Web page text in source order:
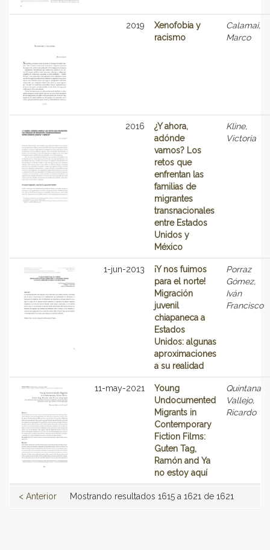
2019
Xenofobia y
racismo
Calamai,
Marco
2016
¿Y ahora,
adónde
vamos? Los
retos que
enfrentan las
familias de
migrantes
transnacionales
entre Estados
Unidos y
México
Kline,
Victoria
1-jun-2013
¡Y nos fuimos
para el norte!
Migración
juvenil
chiapaneca a
Estados
Unidos: algunas
aproximaciones
a su realidad
Porraz
Gómez,
Iván
Francisco
11-may-2021
Young
Undocumented
Migrants in
Contemporary
Fiction Films:
Guten Tag,
Ramón and Ya
no estoy aquí
Quintana
Vallejo,
Ricardo
Mostrando resultados 1615 a 1621 de 1621
< Anterior